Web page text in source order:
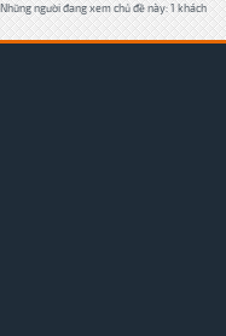
Những người đang xem chủ đề này: 1 khách